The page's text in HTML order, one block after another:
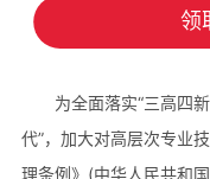
领
为全面落实“三高四
代”，加大对高层次专业
理条例》(中华人民共和